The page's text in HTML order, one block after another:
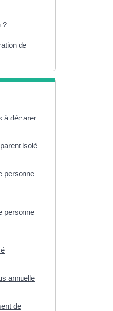
?
de
à déclarer
isolé
personne
personne
annuelle
de